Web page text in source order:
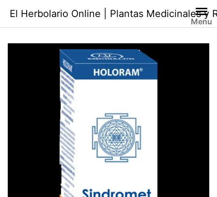
contenido
El Herbolario Online | Plantas Medicinales y
Menu